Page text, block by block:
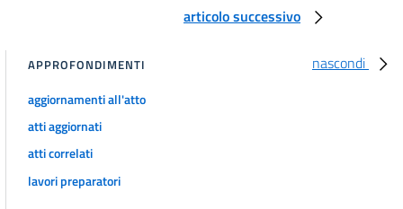
articolo successivo
nascondi
APPROFONDIMENTI
aggiornamenti all'atto
atti aggiornati
atti correlati
lavori preparatori